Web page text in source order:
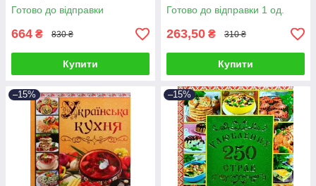
Готово до відправки
664 ₴ 830 ₴
Купити
Готово до відправки 1 од.
263,50 ₴ 310 ₴
Купити
–15% –15%